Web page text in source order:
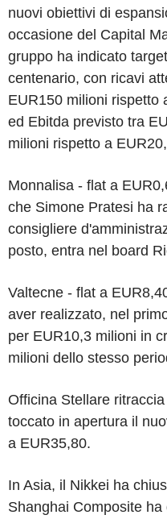
nuovi obiettivi di
occasione del Capital
gruppo ha indicato
centenario, con ricavi
EUR150 milioni rispetto
ed Ebitda previsto tra
milioni rispetto a
Monnalisa - flat a
che Simone Pratesi ha
consigliere
posto, entra nel board
Valtecne - flat a
aver realizzato, nel
per EUR10,3 milioni in
milioni dello stesso
Officina Stellare
toccato in apertura il
a EUR35,80.
In Asia, il Nikkei ha
Shanghai Composite